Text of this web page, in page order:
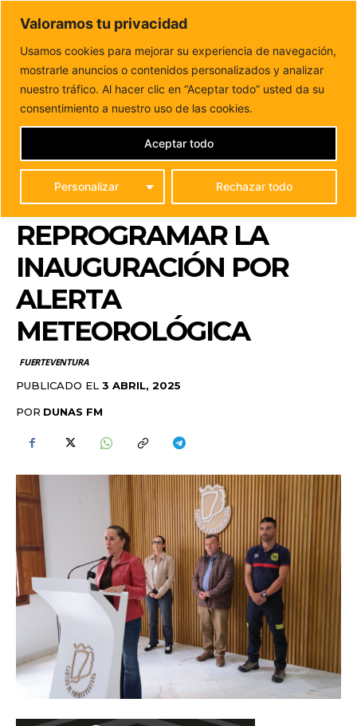
Valoramos tu privacidad
Usamos cookies para mejorar su experiencia de navegación,
mostrarle anuncios o contenidos personalizados y analizar
nuestro tráfico. Al hacer clic en “Aceptar todo” usted da su
consentimiento a nuestro uso de las cookies.
Personalizar Rechazar todo
Aceptar todo
DUNAS FM
Tu informacion de forma cercana
Inicio FUERTEVENTURA
FEAGA 2025 arranca el viernes 5
de abril con su programación tras...
FEAGA 2025 ARRANCA
EL VIERNES 5 DE ABRIL
CON SU
PROGRAMACIÓN TRAS
REPROGRAMAR LA
INAUGURACIÓN POR
ALERTA
METEOROLÓGICA
FUERTEVENTURA
PUBLICADO EL 3 ABRIL, 2025
POR DUNAS FM